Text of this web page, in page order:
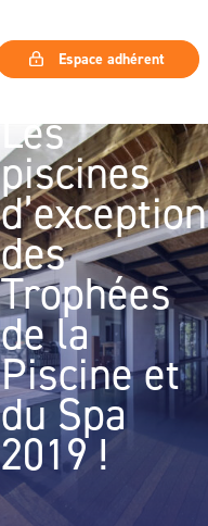
Espace adhérent
Les
piscines
d’exception
des
Trophées
de la
Piscine et
du Spa
2019 !